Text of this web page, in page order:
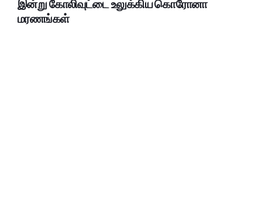
இன்று கோலிவுட்டை உலுக்கிய கொரோனா
மரணங்கள்